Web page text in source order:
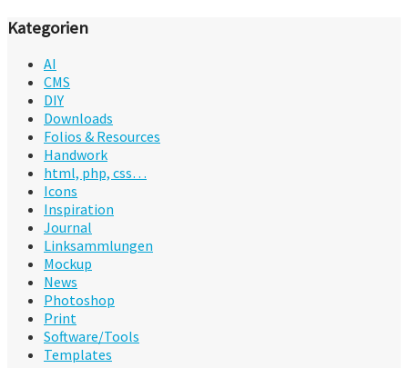
Kategorien
AI
CMS
DIY
Downloads
Folios & Resources
Handwork
html, php, css…
Icons
Inspiration
Journal
Linksammlungen
Mockup
News
Photoshop
Print
Software/Tools
Templates